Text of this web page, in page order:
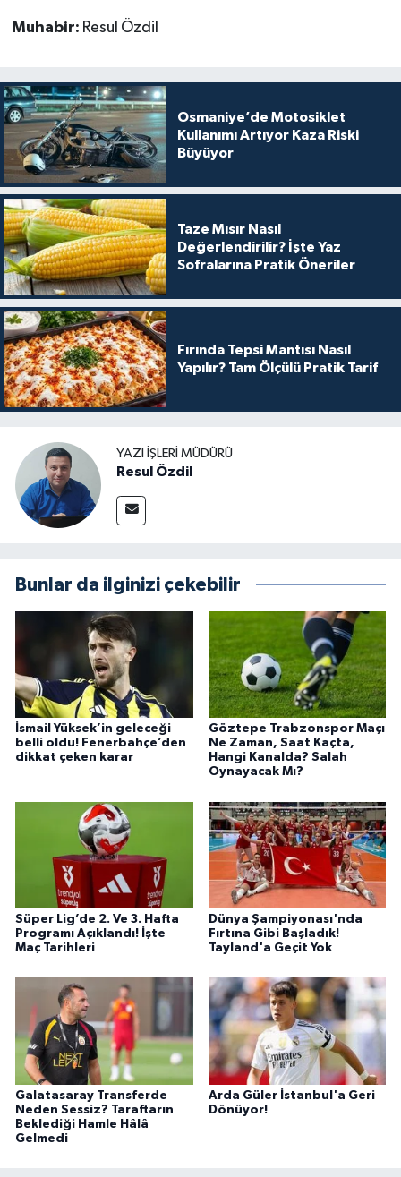
Muhabir: Resul Özdil
Osmaniye’de Motosiklet
Kullanımı Artıyor Kaza Riski
Büyüyor
Taze Mısır Nasıl
Değerlendirilir? İşte Yaz
Sofralarına Pratik Öneriler
Fırında Tepsi Mantısı Nasıl
Yapılır? Tam Ölçülü Pratik Tarif
YAZI İŞLERI MÜDÜRÜ
Resul Özdil
Bunlar da ilginizi çekebilir
İsmail Yüksek’in geleceği
belli oldu! Fenerbahçe’den
dikkat çeken karar
Göztepe Trabzonspor Maçı
Ne Zaman, Saat Kaçta,
Hangi Kanalda? Salah
Oynayacak Mı?
Süper Lig’de 2. Ve 3. Hafta
Programı Açıklandı! İşte
Maç Tarihleri
Dünya Şampiyonası'nda
Fırtına Gibi Başladık!
Tayland'a Geçit Yok
Galatasaray Transferde
Neden Sessiz? Taraftarın
Beklediği Hamle Hâlâ
Gelmedi
Arda Güler İstanbul'a Geri
Dönüyor!